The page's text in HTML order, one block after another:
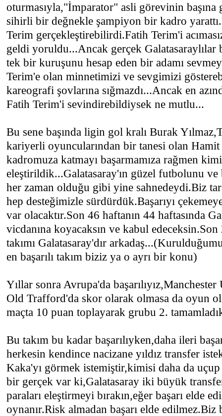
oturmasıyla,"İmparator" asli görevinin başına
sihirli bir değnekle şampiyon bir kadro
Terim gerçekleştirebilirdi.Fatih Terim'i
geldi yoruldu...Ancak gerçek Galatasaraylılar
tek bir kuruşunu hesap eden bir adamı
Terim'e olan minnetimizi ve sevgimizi
kareografi şovlarına sığmazdı...Ancak en
Fatih Terim'i sevindirebildiysek ne mutlu...
Bu sene başında ligin gol kralı Burak
kariyerli oyuncularından bir tanesi olan
kadromuza katmayı başarmamıza rağmen
eleştirildik...Galatasaray'ın güzel futbolunu ve
her zaman olduğu gibi yine sahnedeydi.Biz
hep desteğimizle sürdürdük.Başarıyı
var olacaktır.Son 46 haftanın 44 haftasında
vicdanına koyacaksın ve kabul edeceksin.Son
takımı Galatasaray'dır
en başarılı takım biziz ya o ayrı bir konu)
Yıllar sonra Avrupa'da
Old Trafford'da skor olarak olmasa da oyun
maçta 10 puan toplayarak grubu 2.
Bu takım bu kadar başarılıyken,daha ileri
herkesin kendince nacizane yıldız transfer
Kaka'yı görmek istemiştir,kimisi daha da
bir gerçek var ki,Galatasaray iki büyük
paraları eleştirmeyi bırakın,eğer başarı elde
oynanır.Risk almadan başarı elde